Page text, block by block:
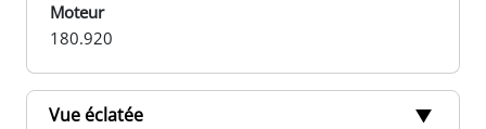
Moteur
180.920
Vue éclatée